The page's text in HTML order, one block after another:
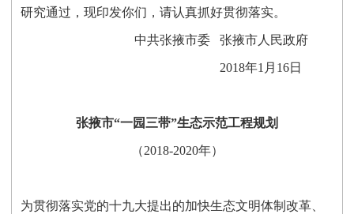
研究通过，现印发你们，请认真抓好贯彻落实。
中共张掖市委 张掖市人民政府
2018年1月16日
张掖市“一园三带”生态示范工程规划
（2018-2020年）
为贯彻落实党的十九大提出的加快生态文明体制改革、